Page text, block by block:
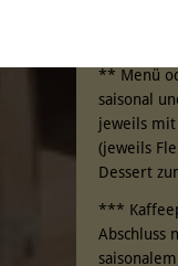
Ingwer/
Antipasti-
** Menü
saisonal
jeweils mit
(jeweils
Dessert
***
Abschluss